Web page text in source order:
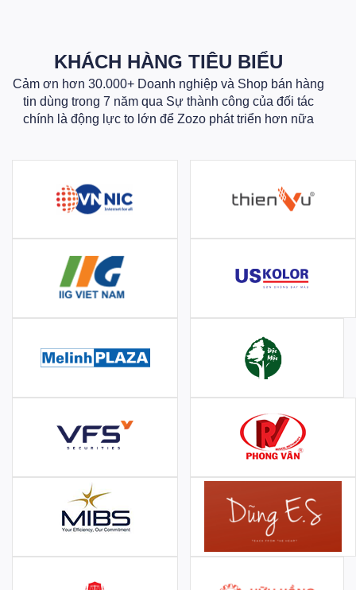
KHÁCH HÀNG TIÊU BIỂU
Cảm ơn hơn 30.000+ Doanh nghiệp và Shop bán hàng
tin dùng trong 7 năm qua Sự thành công của đối tác
chính là động lực to lớn để Zozo phát triển hơn nữa